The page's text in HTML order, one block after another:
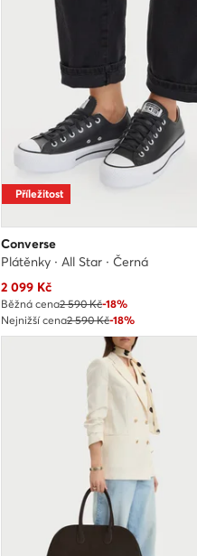
Příležitost
Converse
Plátěnky · All Star · Černá
Aktuální cena
2 099Kč
Běžná cena2 590 Kč-18%
Nejnižší cena2 590 Kč-18%